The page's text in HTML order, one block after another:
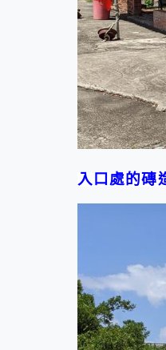
入口處的磚